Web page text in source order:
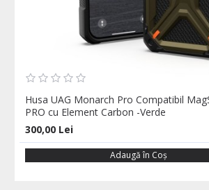
Husa UAG Monarch Pro Compatibil
PRO cu Element Carbon -Verde
300,00 Lei
Adaugă în Coş